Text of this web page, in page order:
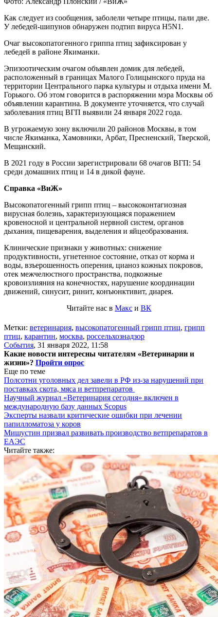
Как следует из сообщения, заболели четыре птицы, пали две.
У лебедей-шипунов обнаружен подтип вируса H5N1.
Очаг высокопатогенного гриппа птиц зафиксирован у
лебедей в районе Якиманки.
Эпизоотическим очагом объявлен домик для лебедей,
расположенный в границах Малого Голицынского пруда на
территории Центрального парка культуры и отдыха имени М.
Горького. Об этом говорится в распоряжении мэра Москвы об
объявлении карантина. В документе уточняется, что случай
заболевания птиц ВГП выявили 24 января 2022 года.
В угрожаемую зону включили 20 районов Москвы, в том
числе Якиманка, Хамовники, Арбат, Пресненский, Тверской,
Мещанский.
В 2021 году в России зарегистрировали 68 очагов ВГП: 54
среди домашних птиц и 14 в дикой фауне.
Справка «ВиЖ»
Высокопатогенный грипп птиц – высококонтагиозная
вирусная болезнь, характеризующаяся поражением
кровеносной и центральной нервной систем, органов
дыхания, пищеварения, выделения и яйцеобразования.
Клинические признаки у животных: снижение
продуктивности, угнетенное состояние, отказ от корма и
воды, взъерошенность оперения, цианоз кожных покровов,
отек межчелюстного пространства, подкожные
кровоизлияния на конечностях, нарушение координации
движений, синусит, ринит, конъюнктивит, диарея.
Читайте нас в Макс и ВК
Метки: ветеринария, высокопатогенный грипп птиц, грипп
птиц, карантин, москва, россельхознадзор
События, 31 января 2022, 11:58
Какие новости интересны читателям «Ветеринарии и
жизни»? Пройти опрос
Еще по теме
Полсотни уголовных дел завели в РФ из-за нарушений при
поставках скота, мяса и ветпрепаратов
Научный журнал «Ветеринария сегодня» включен в
международную базу данных Scopus
Эксперты назвали критические ошибки при лечении
папилломатоза у коров
Мишустин призвал развивать производство ветпрепаратов в
ЕАЭС
Читайте также: